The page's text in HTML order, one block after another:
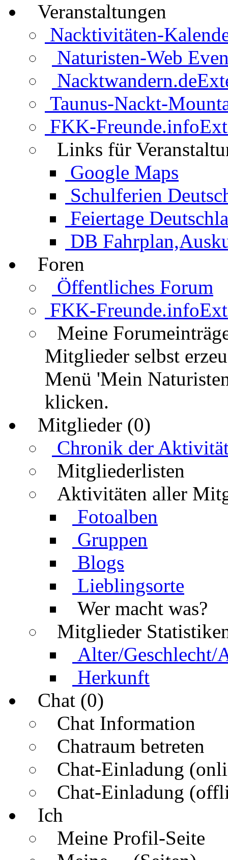
Veranstaltungen
Nacktivitäten-
Naturisten-Web
Nacktwandern.de
Taunus-Nackt-
FKK-Freunde.info
Links für
Google Maps
Schulferien
Feiertage
DB
Foren
Öffentliches Forum
FKK-Freunde.info
Meine
Mitglieder selbst
Menü 'Mein
klicken.
Mitglieder (0)
Chronik der
Mitgliederlisten
Aktivitäten aller
Fotoalben
Gruppen
Blogs
Lieblingsorte
Wer macht was?
Mitglieder
Alter/Geschlecht/
Herkunft
Chat (0)
Chat Information
Chatraum betreten
Chat-Einladung
Chat-Einladung
Ich
Meine Profil-Seite